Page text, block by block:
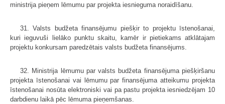
ministrija pieņem lēmumu par projekta iesnieguma noraidīšanu.
31. Valsts budžeta finansējumu piešķir to projektu īstenošanai,
kuri ieguvuši lielāko punktu skaitu, kamēr ir pietiekams atklātajam
projektu konkursam paredzētais valsts budžeta finansējums.
32. Ministrija lēmumu par valsts budžeta finansējuma piešķiršanu
projekta īstenošanai vai lēmumu par finansējuma atteikumu projekta
īstenošanai nosūta elektroniski vai pa pastu projekta iesniedzējam 10
darbdienu laikā pēc lēmuma pieņemšanas.